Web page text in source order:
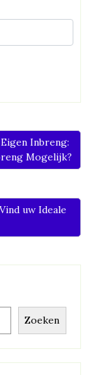
Inbreng:
Mogelijk?
uw Ideale
Zoeken